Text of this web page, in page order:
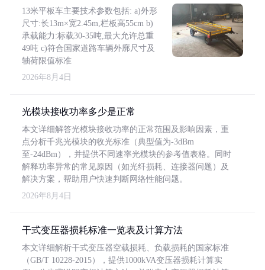
13米平板车主要技术参数包括: a)外形
尺寸:长13m×宽2.45m,栏板高55cm b)
承载能力:标载30-35吨,最大允许总重
49吨 c)符合国家道路车辆外廓尺寸及
轴荷限值标准
2026年8月4日
光模块接收功率多少是正常
本文详细解答光模块接收功率的正常范围及影响因素，重
点分析千兆光模块的收光标准（典型值为-3dBm
至-24dBm），并提供不同速率光模块的参考值表格。同时
解释功率异常的常见原因（如光纤损耗、连接器问题）及
解决方案，帮助用户快速判断网络性能问题。
2026年8月4日
干式变压器损耗标准一览表及计算方法
本文详细解析干式变压器空载损耗、负载损耗的国家标准
（GB/T 10228-2015），提供1000kVA变压器损耗计算实